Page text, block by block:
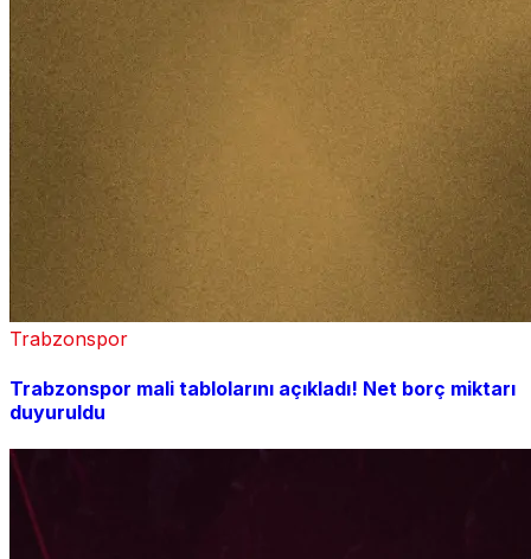
Trabzonspor
Trabzonspor mali tablolarını açıkladı! Net borç miktarı
duyuruldu